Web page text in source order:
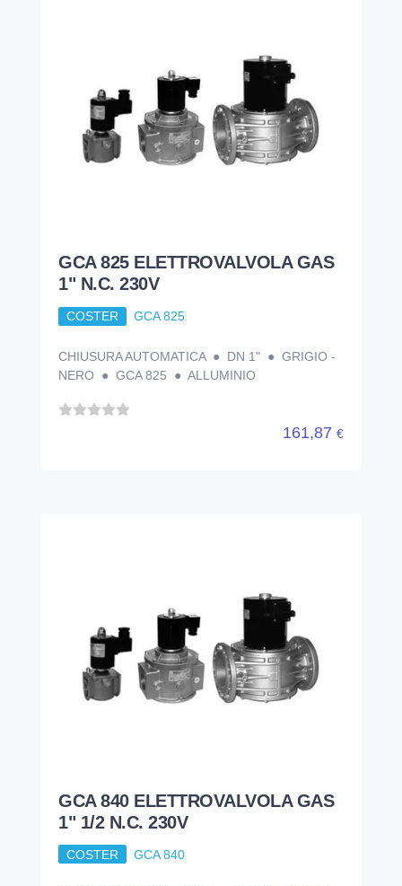
GCA 825 ELETTROVALVOLA GAS
1" N.C. 230V
COSTER GCA 825
CHIUSURA AUTOMATICA ● DN 1" ● GRIGIO -
NERO ● GCA 825 ● ALLUMINIO
161,87 €
GCA 840 ELETTROVALVOLA GAS
1" 1/2 N.C. 230V
COSTER GCA 840